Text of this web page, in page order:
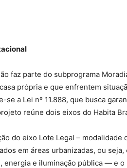
faz parte do subprograma
própria e que enfrentem
se a Lei nº 11.888, que busca
reúne dois eixos do Habita
do eixo Lote Legal –
em áreas urbanizadas, ou
energia e iluminação pública — e o